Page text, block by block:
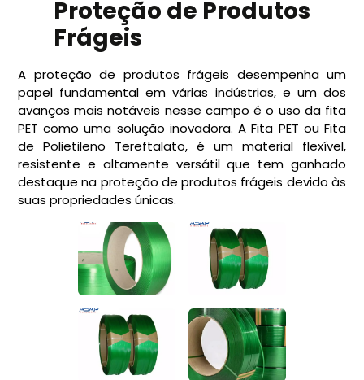
Proteção de Produtos
Frágeis
A proteção de produtos frágeis desempenha um
papel fundamental em várias indústrias, e um dos
avanços mais notáveis nesse campo é o uso da fita
PET como uma solução inovadora. A Fita PET ou Fita
de Polietileno Tereftalato, é um material flexível,
resistente e altamente versátil que tem ganhado
destaque na proteção de produtos frágeis devido às
suas propriedades únicas.